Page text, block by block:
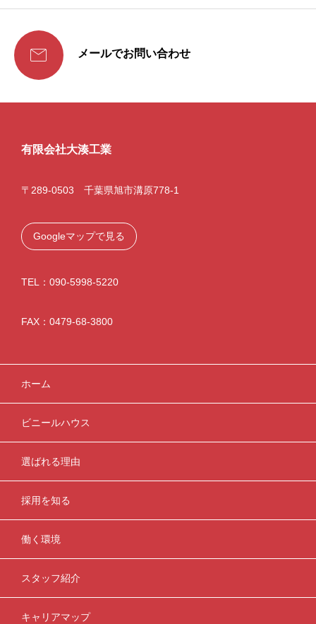
 メールでお問い合わせ
有限会社大湊工業
〒289-0503 千葉県旭市溝原778-1
Googleマップで見る
TEL：090-5998-5220
FAX：0479-68-3800
ホーム
ビニールハウス
選ばれる理由
採用を知る
働く環境
スタッフ紹介
キャリアマップ